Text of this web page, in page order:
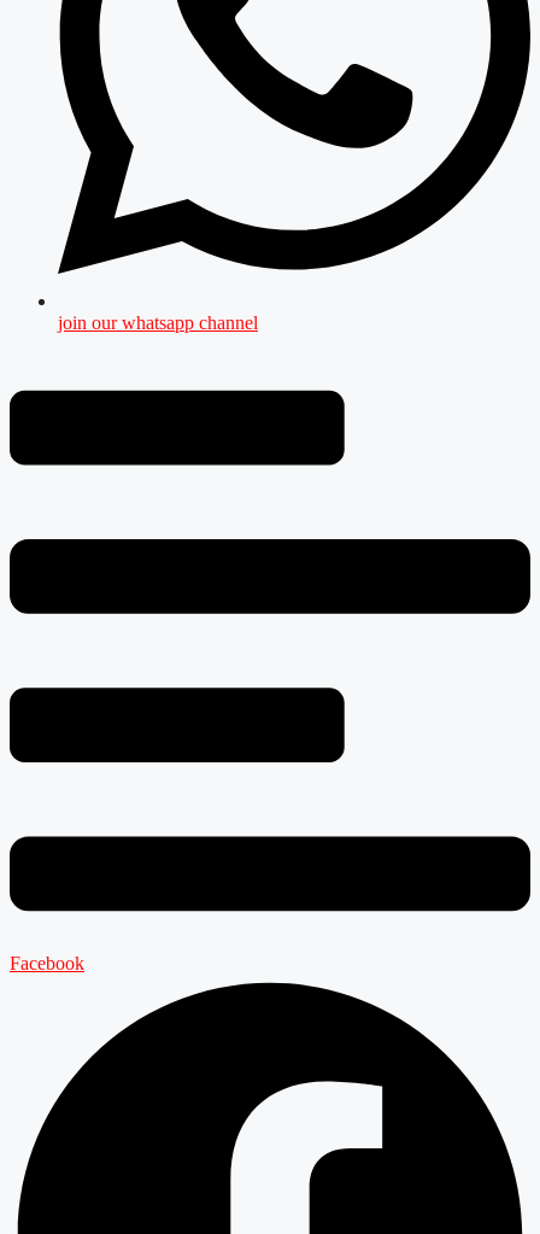
join our whatsapp channel
Facebook